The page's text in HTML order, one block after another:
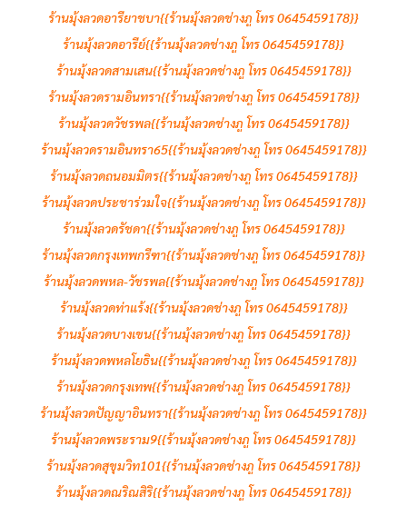
ร้านมุ้งลวดอารียาชบา{{ร้านมุ้งลวดช่างภู โทร 0645459178}}
ร้านมุ้งลวดอารีย์{{ร้านมุ้งลวดช่างภู โทร 0645459178}}
ร้านมุ้งลวดสามเสน{{ร้านมุ้งลวดช่างภู โทร 0645459178}}
ร้านมุ้งลวดรามอินทรา{{ร้านมุ้งลวดช่างภู โทร 0645459178}}
ร้านมุ้งลวดวัชรพล{{ร้านมุ้งลวดช่างภู โทร 0645459178}}
ร้านมุ้งลวดรามอินทรา65{{ร้านมุ้งลวดช่างภู โทร 0645459178}}
ร้านมุ้งลวดถนอมมิตร{{ร้านมุ้งลวดช่างภู โทร 0645459178}}
ร้านมุ้งลวดประชาร่วมใจ{{ร้านมุ้งลวดช่างภู โทร 0645459178}}
ร้านมุ้งลวดรัชดา{{ร้านมุ้งลวดช่างภู โทร 0645459178}}
ร้านมุ้งลวดกรุงเทพกรีฑา{{ร้านมุ้งลวดช่างภู โทร 0645459178}}
ร้านมุ้งลวดพหล-วัชรพล{{ร้านมุ้งลวดช่างภู โทร 0645459178}}
ร้านมุ้งลวดท่าแร้ง{{ร้านมุ้งลวดช่างภู โทร 0645459178}}
ร้านมุ้งลวดบางเขน{{ร้านมุ้งลวดช่างภู โทร 0645459178}}
ร้านมุ้งลวดพหลโยธิน{{ร้านมุ้งลวดช่างภู โทร 0645459178}}
ร้านมุ้งลวดกรุงเทพ{{ร้านมุ้งลวดช่างภู โทร 0645459178}}
ร้านมุ้งลวดปัญญาอินทรา{{ร้านมุ้งลวดช่างภู โทร 0645459178}}
ร้านมุ้งลวดพระราม9{{ร้านมุ้งลวดช่างภู โทร 0645459178}}
ร้านมุ้งลวดสุขุมวิท101{{ร้านมุ้งลวดช่างภู โทร 0645459178}}
ร้านมุ้งลวดณริณสิริ{{ร้านมุ้งลวดช่างภู โทร 0645459178}}